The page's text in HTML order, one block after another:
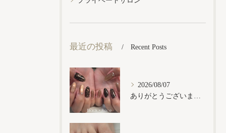
最近の投稿 Recent Posts
2026/08/07